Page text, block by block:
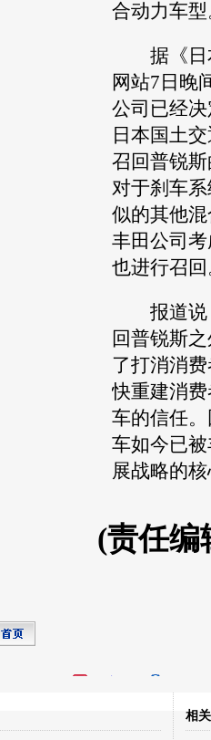
合动力车
据《日
网站7日晚
公司已经
日本国土
召回普锐斯
对于刹车
似的其他
丰田公司
也进行召回
报道说
回普锐斯
了打消消
快重建消
车的信任
车如今已被
展战略的
(责任编
相